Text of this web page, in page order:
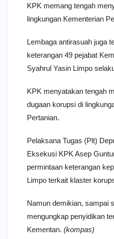
KPK memang tengah
lingkungan Kementerian
Lembaga antirasuah juga
keterangan 49 pejabat
Syahrul Yasin Limpo
KPK menyatakan tengah
dugaan korupsi di
Pertanian.
Pelaksana Tugas (Plt)
Eksekusi KPK Asep
permintaan keterangan
Limpo terkait klaster
Namun demikian, sampai
mengungkap penyidikan
Kementan. (kompas)